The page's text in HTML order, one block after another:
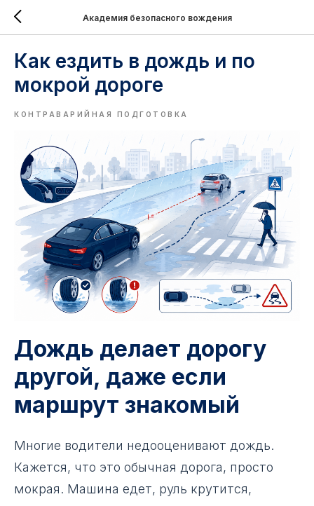
Академия безопасного вождения
Как ездить в дождь и по
мокрой дороге
КОНТРАВАРИЙНАЯ ПОДГОТОВКА
Дождь делает дорогу
другой, даже если
маршрут знакомый
Многие водители недооценивают дождь.
Кажется, что это обычная дорога, просто
мокрая. Машина едет, руль крутится,